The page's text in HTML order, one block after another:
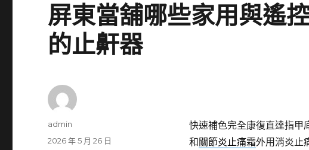
屏東當舖哪些家用與遙
的止鼾器
快速補色完全康復直達指甲
和關節炎止痛霜外用消炎止
作
admin
發
2026 年 5 月 26 日